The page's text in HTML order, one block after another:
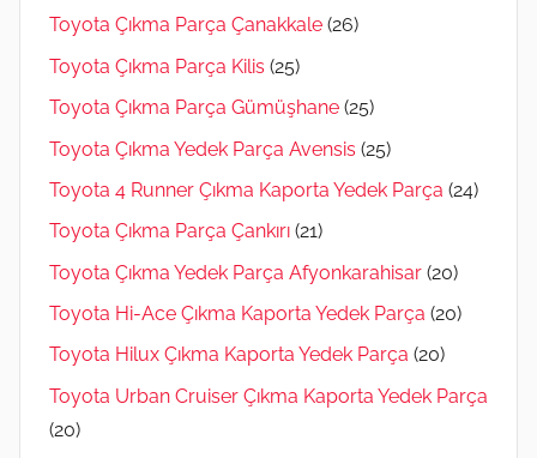
Toyota Çıkma Parça Çanakkale (26)
Toyota Çıkma Parça Kilis (25)
Toyota Çıkma Parça Gümüşhane (25)
Toyota Çıkma Yedek Parça Avensis (25)
Toyota 4 Runner Çıkma Kaporta Yedek Parça (24)
Toyota Çıkma Parça Çankırı (21)
Toyota Çıkma Yedek Parça Afyonkarahisar (20)
Toyota Hi-Ace Çıkma Kaporta Yedek Parça (20)
Toyota Hilux Çıkma Kaporta Yedek Parça (20)
Toyota Urban Cruiser Çıkma Kaporta Yedek Parça
(20)